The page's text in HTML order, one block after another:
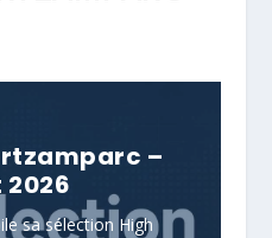
–
sa sélection High